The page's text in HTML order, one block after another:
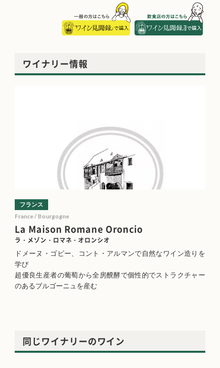
ワイナリー情報
La Maison Romane Oroncio
ラ・メゾン・ロマネ・オロンシオ
フランス
France / Bourgogne
ドメーヌ・ゴビー、コント・アルマンで自然なワイン造りを
学び
超優良生産者の葡萄から全房醗酵で個性的でストラクチャー
のあるブルゴーニュを産む
同じワイナリーのワイン